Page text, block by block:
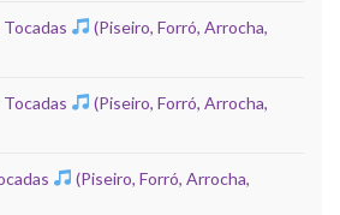
(Piseiro, Forró, Arrocha,
(Piseiro, Forró, Arrocha,
(Piseiro, Forró, Arrocha,